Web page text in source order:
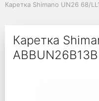
Каретка Shimano UN26 68/
Каретка